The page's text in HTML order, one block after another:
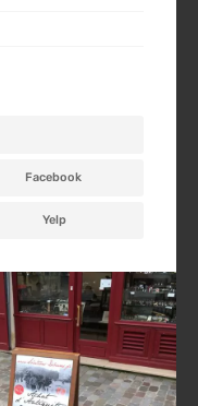
Facebook
Yelp